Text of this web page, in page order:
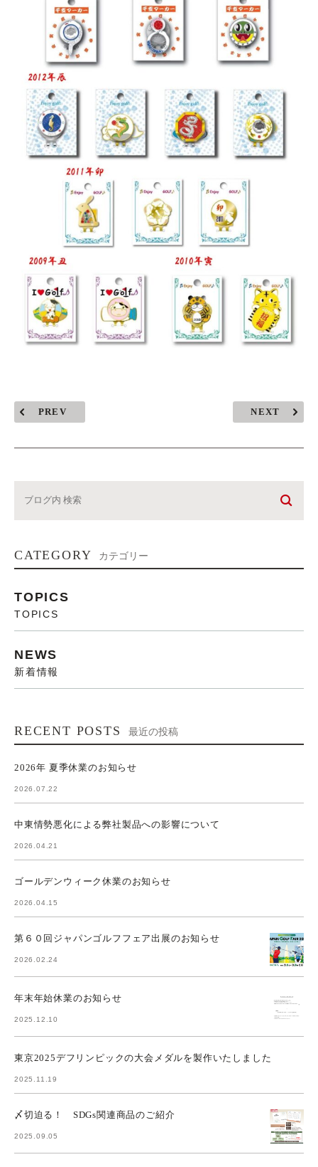
PREV NEXT
CATEGORY カテゴリー
TOPICS
TOPICS
NEWS
新着情報
RECENT POSTS 最近の投稿
2026年 夏季休業のお知らせ
2026.07.22
中東情勢悪化による弊社製品への影響について
2026.04.21
ゴールデンウィーク休業のお知らせ
2026.04.15
第６０回ジャパンゴルフフェア出展のお知らせ
2026.02.24
年末年始休業のお知らせ
2025.12.10
東京2025デフリンピックの大会メダルを製作いたしました
2025.11.19
〆切迫る！ SDGs関連商品のご紹介
2025.09.05